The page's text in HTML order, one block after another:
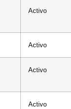
Activo
Activo
Activo
Activo